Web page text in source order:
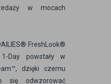
w mocach
FreshLook®
1-Day powstały w
dzięki czemu
się odwzorować